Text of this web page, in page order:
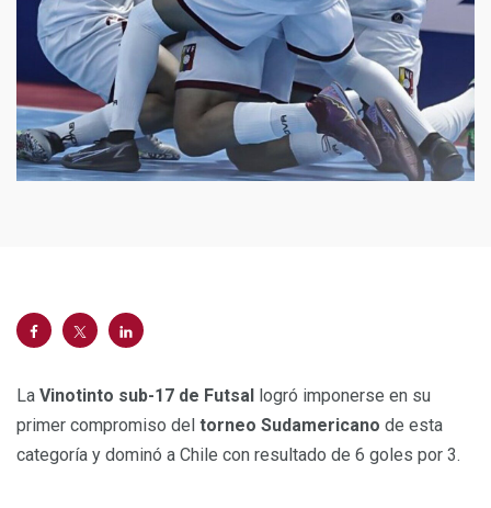
La Vinotinto sub-17 de Futsal
logró imponerse en su
primer compromiso del torneo Sudamericano de esta
categoría y dominó a Chile con resultado de 6 goles por 3.